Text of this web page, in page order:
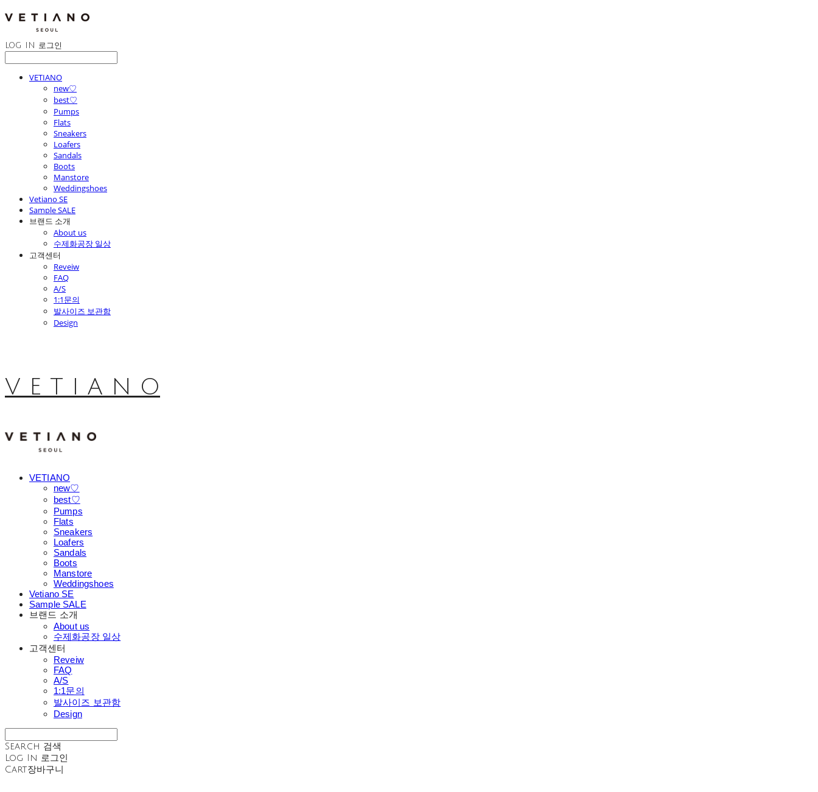
LOG IN 로그인
VETIANO
new♡
best♡
Pumps
Flats
Sneakers
Loafers
Sandals
Boots
Manstore
Weddingshoes
Vetiano SE
Sample SALE
브랜드 소개
About us
수제화공장 일상
고객센터
Reveiw
FAQ
A/S
1:1문의
발사이즈 보관함
Design
V E T I A N O
VETIANO
new♡
best♡
Pumps
Flats
Sneakers
Loafers
Sandals
Boots
Manstore
Weddingshoes
Vetiano SE
Sample SALE
브랜드 소개
About us
수제화공장 일상
고객센터
Reveiw
FAQ
A/S
1:1문의
발사이즈 보관함
Design
Search 검색
Log In 로그인
Cart장바구니